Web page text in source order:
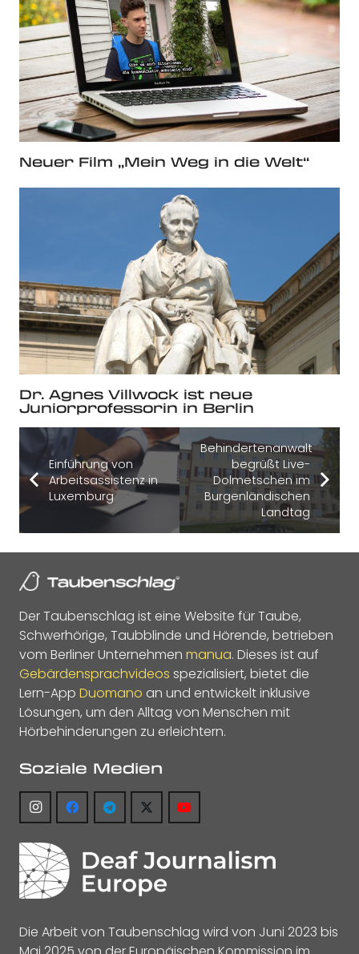
Neuer Film „Mein Weg in die Welt“
Dr. Agnes Villwock ist neue
Juniorprofessorin in Berlin
Einführung von
Arbeitsassistenz in
Luxemburg
Behindertenanwalt
begrüßt Live-
Dolmetschen im
Burgenländischen
Landtag
Der Taubenschlag ist eine Website für Taube,
Schwerhörige, Taubblinde und Hörende, betrieben
vom Berliner Unternehmen manua. Dieses ist auf
Gebärdensprachvideos spezialisiert, bietet die
Lern-App Duomano an und entwickelt inklusive
Lösungen, um den Alltag von Menschen mit
Hörbehinderungen zu erleichtern.
Soziale Medien
Die Arbeit von Taubenschlag wird von Juni 2023 bis